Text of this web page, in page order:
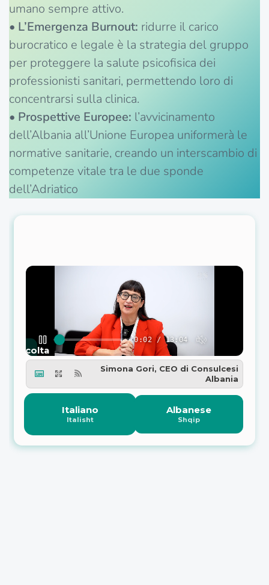
umano sempre attivo.
• L’Emergenza Burnout: ridurre il carico
burocratico e legale è la strategia del gruppo
per proteggere la salute psicofisica dei
professionisti sanitari, permettendo loro di
concentrarsi sulla clinica.
• Prospettive Europee: l’avvicinamento
dell’Albania all’Unione Europea uniformerà le
normative sanitarie, creando un interscambio di
competenze vitale tra le due sponde
dell’Adriatico